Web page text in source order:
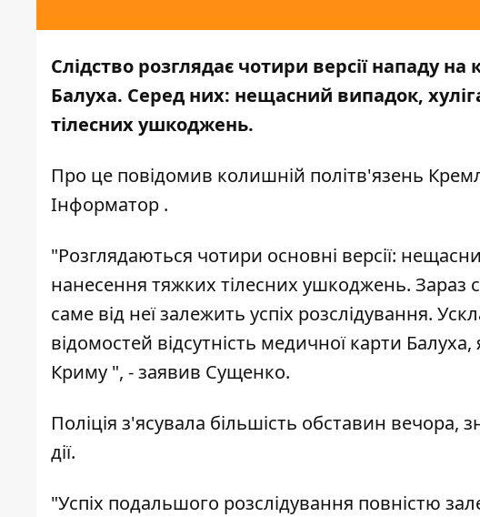
Слідство розглядає чотири версії нападу
Балуха. Серед них: нещасний випадок,
тілесних ушкоджень.
Про це повідомив колишній політв'язень
Інформатор .
"Розглядаються чотири основні версії:
нанесення тяжких тілесних ушкоджень.
саме від неї залежить успіх розслідування.
відомостей відсутність медичної карти
Криму ", - заявив Сущенко.
Поліція з'ясувала більшість обставин вечора,
дії.
"Успіх подальшого розслідування повністю